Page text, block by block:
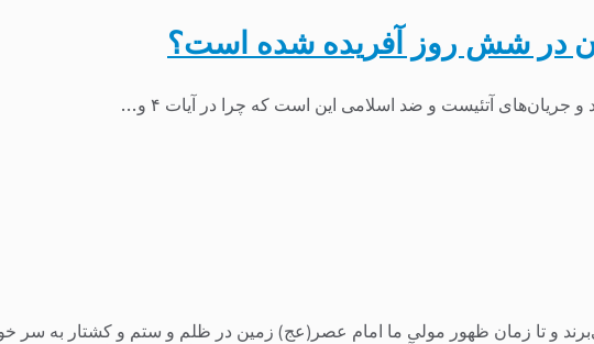
در شش روز آفریده شده است؟
آتئیست و ضد اسلامی این است که چرا در آیات ۴ و...
تا زمان ظهور مولی ما امام عصر(عج) زمین در ظلم و ستم و کشتار به سر خواهد